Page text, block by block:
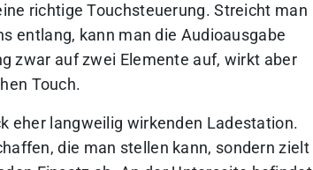
richtige Touchsteuerung. Streicht man
entlang, kann man die Audioausgabe
zwar auf zwei Elemente auf, wirkt aber
Touch.
eher langweilig wirkenden Ladestation.
die man stellen kann, sondern zielt